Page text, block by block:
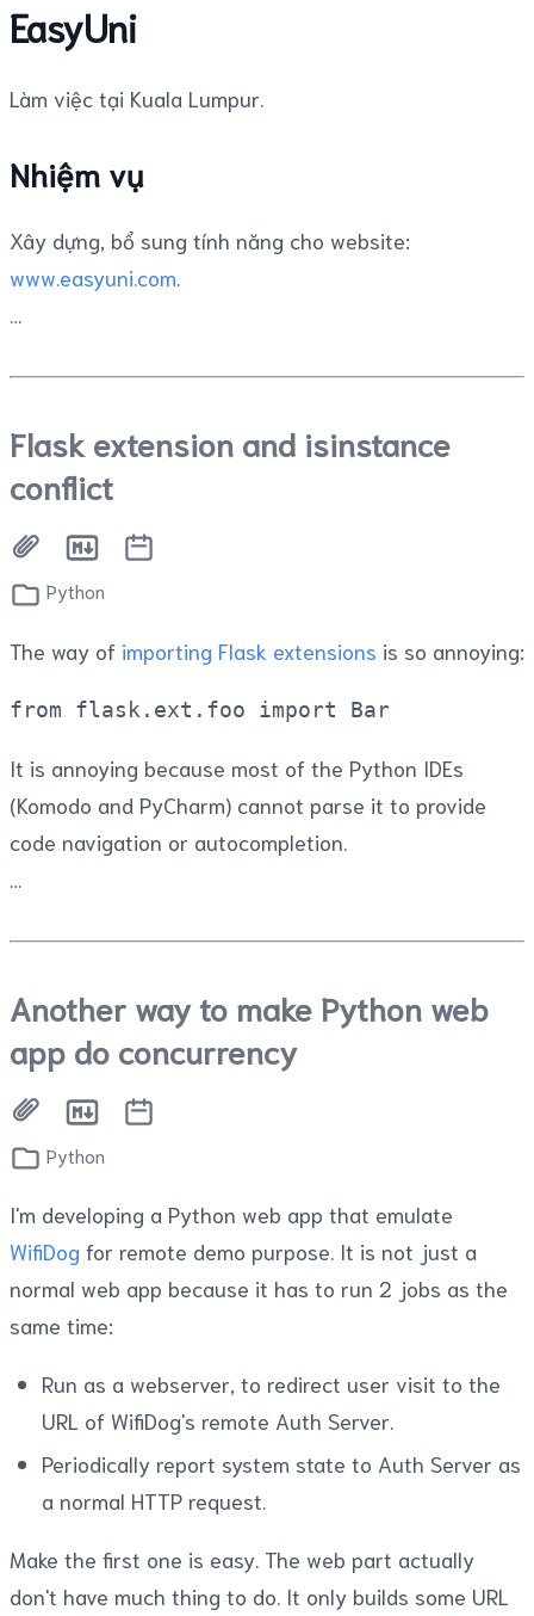
EasyUni
Làm việc tại Kuala Lumpur.
Nhiệm vụ
Xây dựng, bổ sung tính năng cho website:
www.easyuni.com.
Flask extension and isinstance
conflict
Python
The way of importing Flask extensions is so annoying:
from flask . ext . foo import Bar
It is annoying because most of the Python IDEs
(Komodo and PyCharm) cannot parse it to provide
code navigation or autocompletion.
Another way to make Python web
app do concurrency
Python
I'm developing a Python web app that emulate
WifiDog for remote demo purpose. It is not just a
normal web app because it has to run 2 jobs as the
same time:
Run as a webserver, to redirect user visit to the
URL of WifiDog's remote Auth Server.
Periodically report system state to Auth Server as
a normal HTTP request.
Make the first one is easy. The web part actually
don't have much thing to do. It only builds some URL